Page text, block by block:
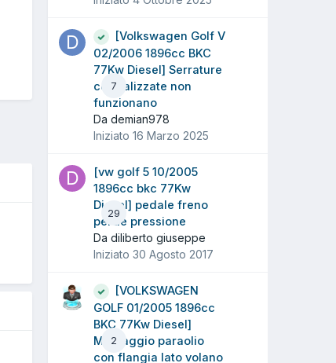
7
[Volkswagen Golf V
02/2006 1896cc BKC
77Kw Diesel] Serrature
centralizzate non
funzionano
Da demian978
Iniziato 16 Marzo 2025
29
[vw golf 5 10/2005
1896cc bkc 77Kw
Diesel] pedale freno
perde pressione
Da diliberto giuseppe
Iniziato 30 Agosto 2017
2
[VOLKSWAGEN
GOLF 01/2005 1896cc
BKC 77Kw Diesel]
Montaggio paraolio
con flangia lato volano